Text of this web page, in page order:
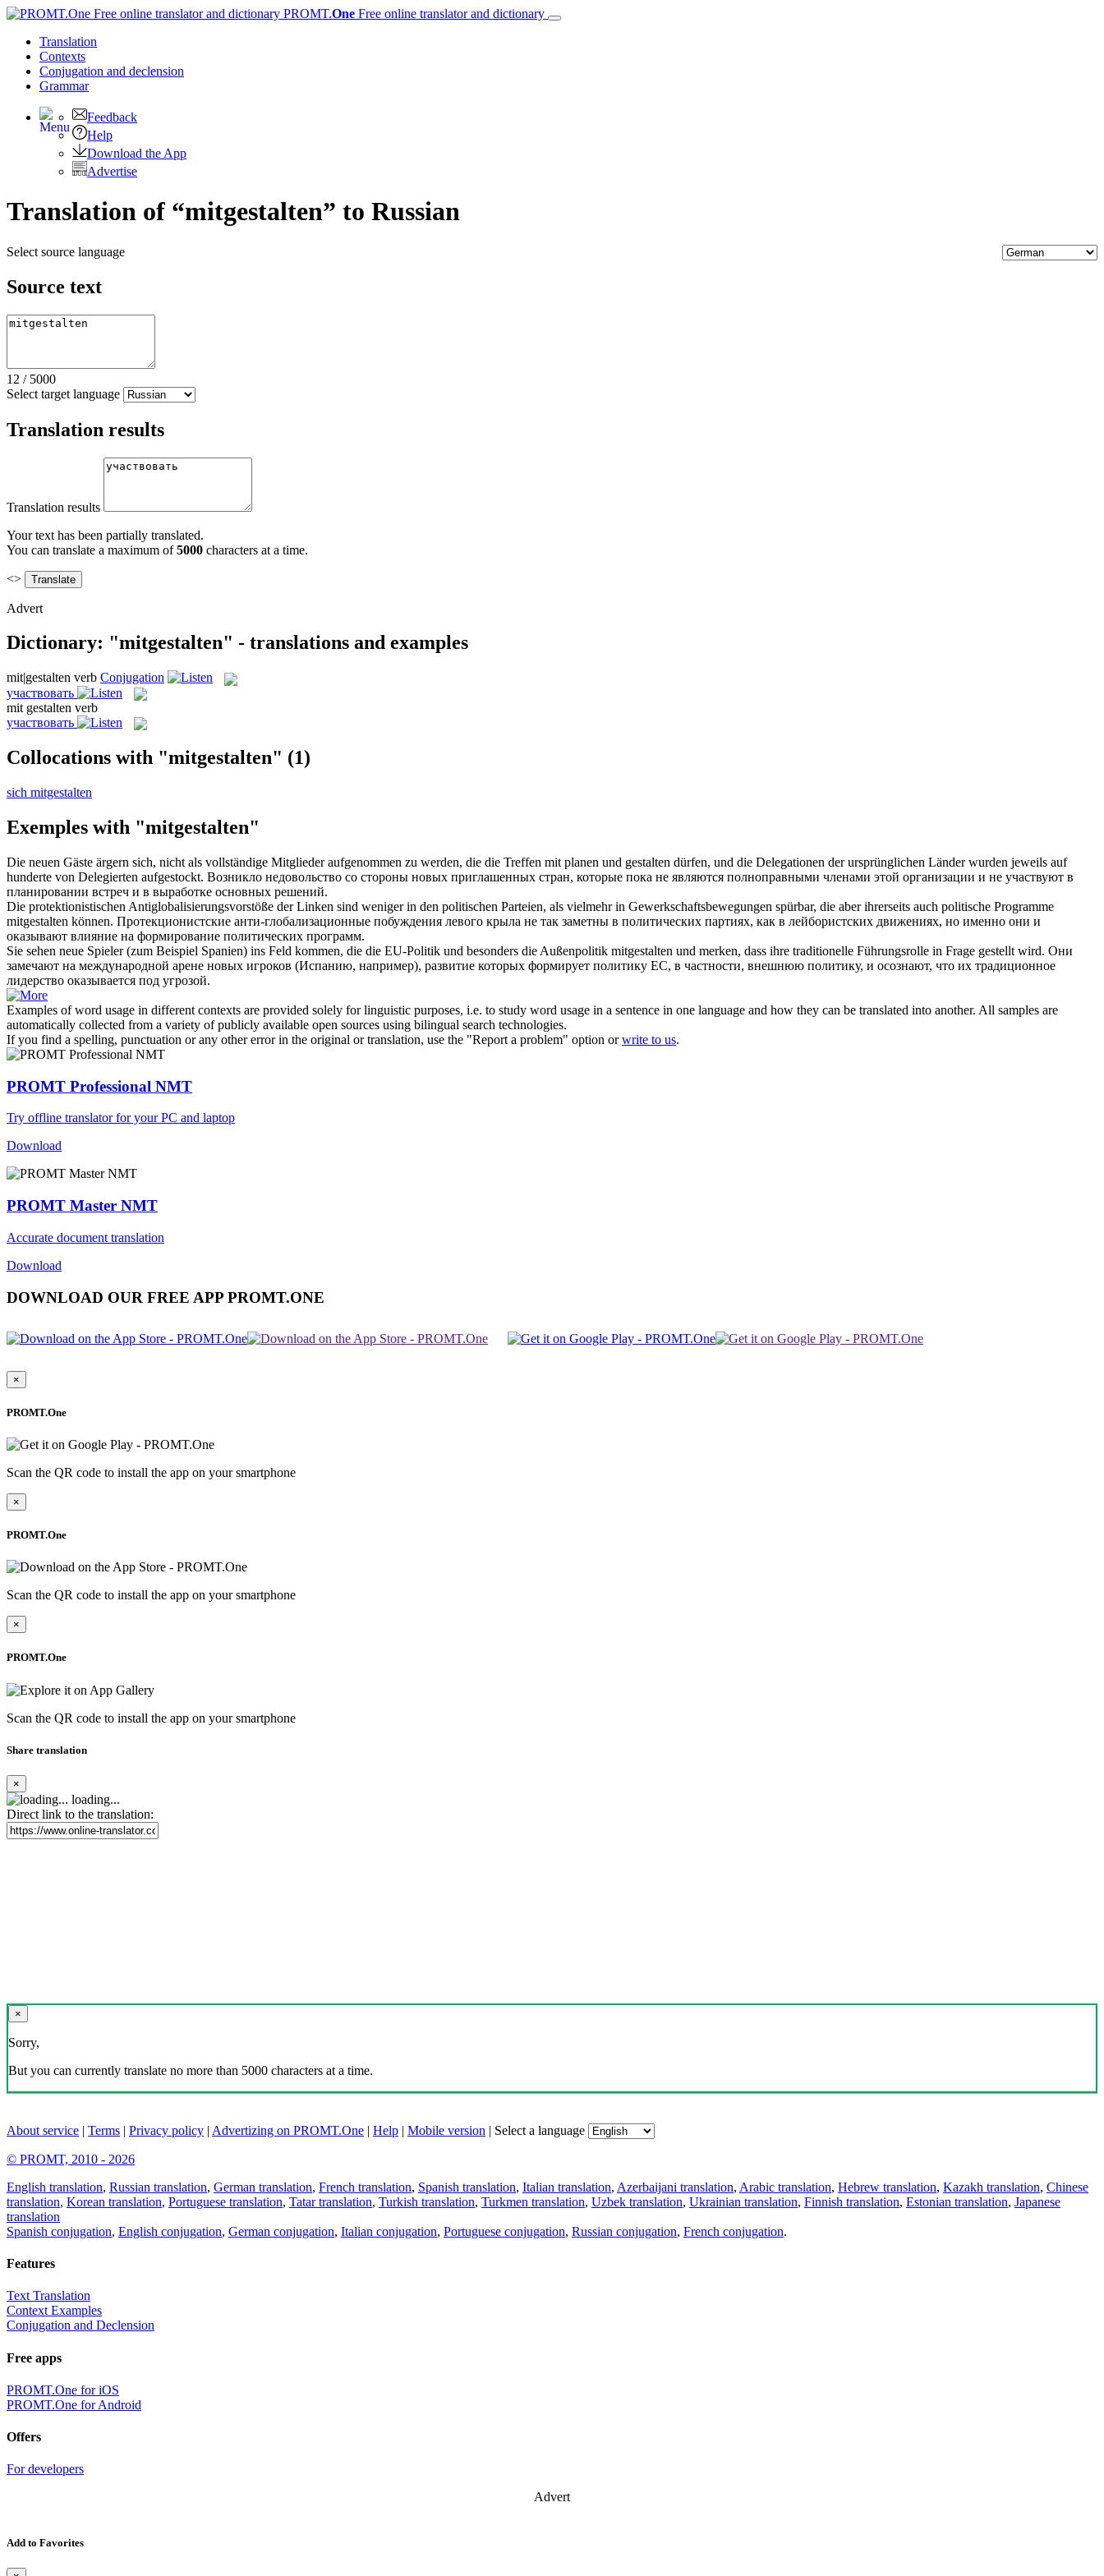
PROMT.One Free online translator and dictionary
Translation
Contexts
Conjugation and declension
Grammar
Feedback
Help
Download the App
Advertise
Translation of “mitgestalten” to Russian
Select source language
Source text
12 / 5000
Select target language
Translation results
Translation results
Your text has been partially translated.
You can translate a maximum of5000 characters at a time.
<>
Advert
Dictionary: "mitgestalten" - translations and examples
mit|gestalten verb Conjugation
участвовать
mit gestalten verb
участвовать
Collocations with "mitgestalten" (1)
sich mitgestalten
Exemples with "mitgestalten"
Die neuen Gäste ärgern sich, nicht als vollständige Mitglieder aufgenommen zu werden, die die Treffen mit planen und gestalten dürfen, und die Delegationen der ursprünglichen Länder wurden jeweils auf
hunderte von Delegierten aufgestockt. Возникло недовольство со стороны новых приглашенных стран, которые пока не являются полноправными членами этой организации и не участвуют в
планировании встреч и в выработке основных решений.
Die protektionistischen Antiglobalisierungsvorstöße der Linken sind weniger in den politischen Parteien, als vielmehr in Gewerkschaftsbewegungen spürbar, die aber ihrerseits auch politische Programme
mitgestalten können. Протекционистские анти-глобализационные побуждения левого крыла не так заметны в политических партиях, как в лейбористских движениях, но именно они и
оказывают влияние на формирование политических программ.
Sie sehen neue Spieler (zum Beispiel Spanien) ins Feld kommen, die die EU-Politik und besonders die Außenpolitik mitgestalten und merken, dass ihre traditionelle Führungsrolle in Frage gestellt wird. Они
замечают на международной арене новых игроков (Испанию, например), развитие которых формирует политику ЕС, в частности, внешнюю политику, и осознают, что их традиционное
лидерство оказывается под угрозой.
Examples of word usage in different contexts are provided solely for linguistic purposes, i.e. to study word usage in a sentence in one language and how they can be translated into another. All samples are
automatically collected from a variety of publicly available open sources using bilingual search technologies.
If you find a spelling, punctuation or any other error in the original or translation, use the "Report a problem" option orwrite to us.
PROMT Professional NMT
Try offline translator for your PC and laptop
Download
PROMT Master NMT
Accurate document translation
Download
DOWNLOAD OUR FREE APP PROMT.ONE
×
PROMT.One
Scan the QR code to install the app on your smartphone
×
PROMT.One
Scan the QR code to install the app on your smartphone
×
PROMT.One
Scan the QR code to install the app on your smartphone
Share translation
×
loading...
Direct link to the translation:
×
Sorry,
But you can currently translate no more than 5000 characters at a time.
About service | Terms | Privacy policy | Advertizing on PROMT.One | Help | Mobile version | Select a language
© PROMT, 2010 - 2026
English translation, Russian translation, German translation, French translation, Spanish translation, Italian translation, Azerbaijani translation, Arabic translation, Hebrew translation, Kazakh translation, Chinese
translation, Korean translation, Portuguese translation, Tatar translation, Turkish translation, Turkmen translation, Uzbek translation, Ukrainian translation, Finnish translation, Estonian translation, Japanese
translation
Spanish conjugation, English conjugation, German conjugation, Italian conjugation, Portuguese conjugation, Russian conjugation, French conjugation.
Features
Text Translation
Context Examples
Conjugation and Declension
Free apps
PROMT.One for iOS
PROMT.One for Android
Offers
For developers
Advert
Add to Favorites